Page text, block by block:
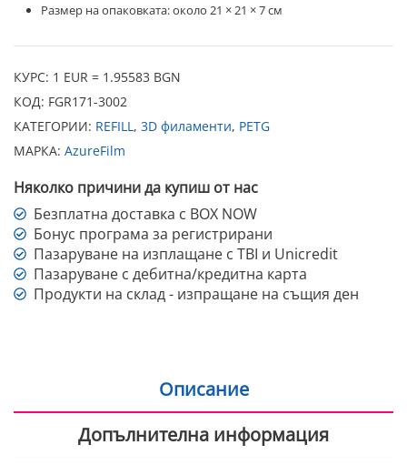
Размер на опаковката: около 21 × 21 × 7 см
КУРС: 1 EUR = 1.95583 BGN
КОД: FGR171-3002
КАТЕГОРИИ: REFILL , 3D филаменти, PETG
МАРКА: AzureFilm
Няколко причини да купиш от нас
Безплатна доставка с BOX NOW
Бонус програма за регистрирани
Пазаруване на изплащане с TBI и Unicredit
Пазаруване с дебитна/кредитна карта
Продукти на склад - изпращане на същия ден
Описание
Допълнителна информация